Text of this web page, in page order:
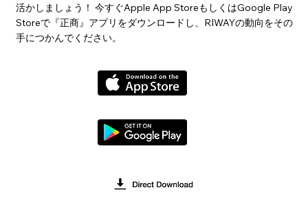
活かしましょう！ 今すぐApple App StoreもしくはGoogle Play
Storeで『正商』アプリをダウンロードし、RIWAYの動向をその
手につかんでください。